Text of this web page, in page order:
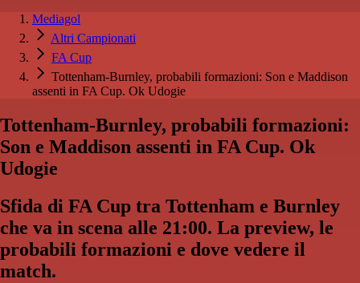
Mediagol
Altri Campionati
FA Cup
Tottenham-Burnley, probabili formazioni: Son e Maddison
assenti in FA Cup. Ok Udogie
Tottenham-Burnley, probabili formazioni:
Son e Maddison assenti in FA Cup. Ok
Udogie
Sfida di FA Cup tra Tottenham e Burnley
che va in scena alle 21:00. La preview, le
probabili formazioni e dove vedere il
match.